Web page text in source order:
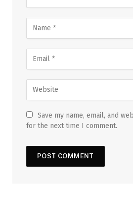
Save my name, email, and
for the next time I comment.